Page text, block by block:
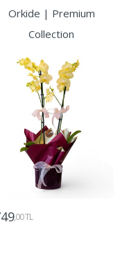
Orkide | Premium
Collection
,00 TL